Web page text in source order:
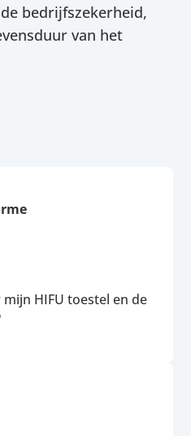
bedrijfszekerheid,
van het
HIFU toestel en de